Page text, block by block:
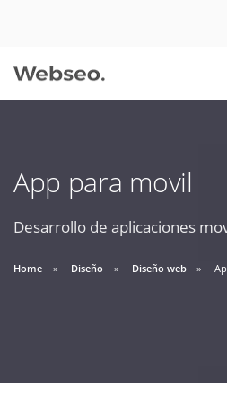
App para movil
Desarrollo de aplicaciones
Home Diseño Diseño web
09:30 AM A 18:30